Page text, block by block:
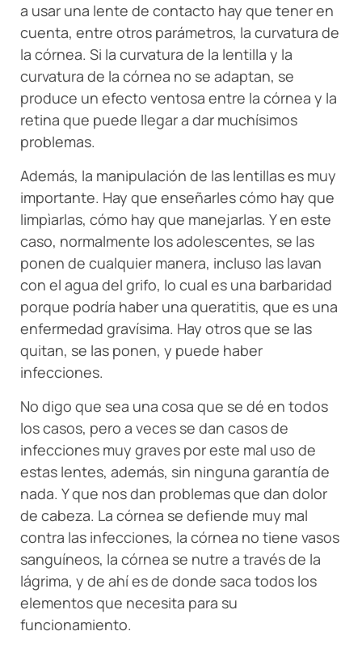
a usar una lente de contacto hay que tener en
cuenta, entre otros parámetros, la curvatura de
la córnea. Si la curvatura de la lentilla y la
curvatura de la córnea no se adaptan, se
produce un efecto ventosa entre la córnea y la
retina que puede llegar a dar muchísimos
problemas.
Además, la manipulación de las lentillas es muy
importante. Hay que enseñarles cómo hay que
limpìarlas, cómo hay que manejarlas. Y en este
caso, normalmente los adolescentes, se las
ponen de cualquier manera, incluso las lavan
con el agua del grifo, lo cual es una barbaridad
porque podría haber una queratitis, que es una
enfermedad gravísima. Hay otros que se las
quitan, se las ponen, y puede haber
infecciones.
No digo que sea una cosa que se dé en todos
los casos, pero a veces se dan casos de
infecciones muy graves por este mal uso de
estas lentes, además, sin ninguna garantía de
nada. Y que nos dan problemas que dan dolor
de cabeza. La córnea se defiende muy mal
contra las infecciones, la córnea no tiene vasos
sanguíneos, la córnea se nutre a través de la
lágrima, y de ahí es de donde saca todos los
elementos que necesita para su
funcionamiento.